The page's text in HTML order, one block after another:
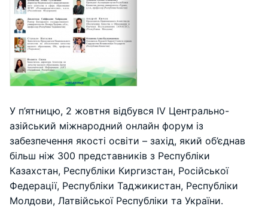
У п’ятницю, 2 жовтня відбувся IV Центрально-
азійський міжнародний онлайн форум із
забезпечення якості освіти – захід, який об’єднав
більш ніж 300 представників з Республіки
Казахстан, Республіки Киргизстан, Російської
Федерації, Республіки Таджикистан, Республіки
Молдови, Латвійської Республіки та України.